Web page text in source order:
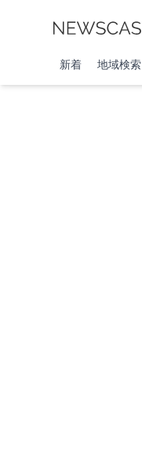
新着 地域検索